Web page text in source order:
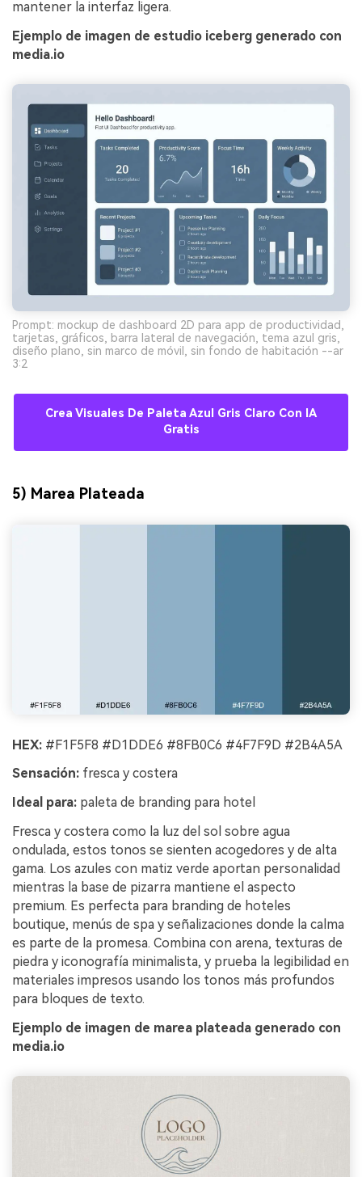
mantener la interfaz ligera.
Ejemplo de imagen de estudio iceberg generado con
media.io
Prompt: mockup de dashboard 2D para app de productividad,
tarjetas, gráficos, barra lateral de navegación, tema azul gris,
diseño plano, sin marco de móvil, sin fondo de habitación --ar
3:2
Crea Visuales De Paleta Azul Gris Claro Con IA
Gratis
5) Marea Plateada
HEX: #F1F5F8 #D1DDE6 #8FB0C6 #4F7F9D #2B4A5A
Sensación: fresca y costera
Ideal para: paleta de branding para hotel
Fresca y costera como la luz del sol sobre agua
ondulada, estos tonos se sienten acogedores y de alta
gama. Los azules con matiz verde aportan personalidad
mientras la base de pizarra mantiene el aspecto
premium. Es perfecta para branding de hoteles
boutique, menús de spa y señalizaciones donde la calma
es parte de la promesa. Combina con arena, texturas de
piedra y iconografía minimalista, y prueba la legibilidad en
materiales impresos usando los tonos más profundos
para bloques de texto.
Ejemplo de imagen de marea plateada generado con
media.io